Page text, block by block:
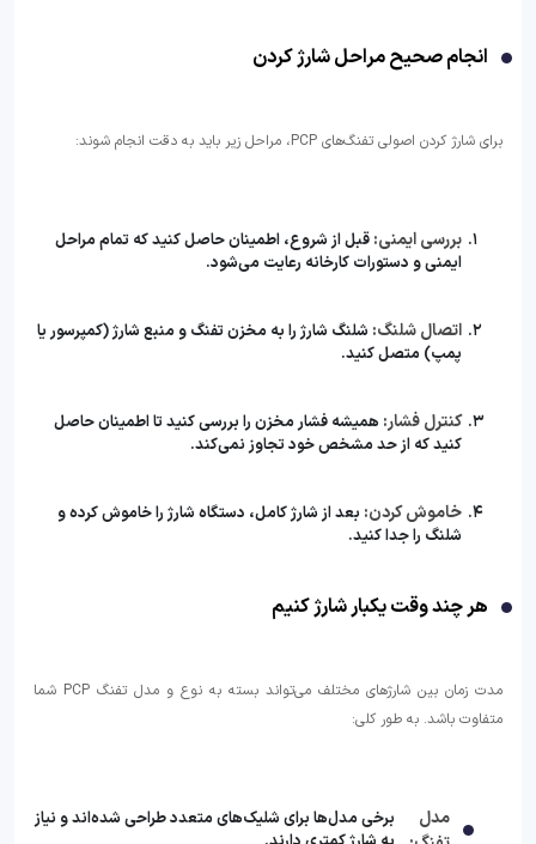
انجام صحیح مراحل شارژ کردن
برای شارژ کردن اصولی تفنگ‌های PCP، مراحل زیر باید به دقت انجام شوند:
بررسی ایمنی: قبل از شروع، اطمینان حاصل کنید که تمام مراحل
ایمنی و دستورات کارخانه رعایت می‌شود.
اتصال شلنگ: شلنگ شارژ را به مخزن تفنگ و منبع شارژ (کمپرسور یا
پمپ) متصل کنید.
کنترل فشار: همیشه فشار مخزن را بررسی کنید تا اطمینان حاصل
کنید که از حد مشخص خود تجاوز نمی‌کند.
خاموش کردن: بعد از شارژ کامل، دستگاه شارژ را خاموش کرده و
شلنگ را جدا کنید.
هر چند وقت یکبار شارژ کنیم
مدت زمان بین شارژهای مختلف می‌تواند بسته به نوع و مدل تفنگ PCP شما
متفاوت باشد. به طور کلی:
مدل
برخی مدل‌ها برای شلیک‌های متعدد طراحی شده‌اند و نیاز